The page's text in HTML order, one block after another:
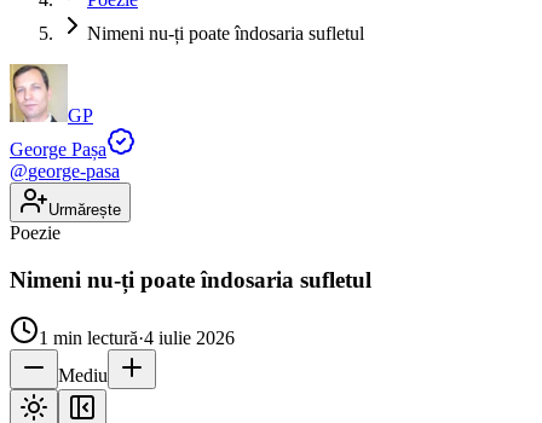
Nimeni nu-ți poate îndosaria sufletul
GP
George Pașa
@george-pasa
Urmărește
Poezie
Nimeni nu-ți poate îndosaria sufletul
1 min lectură·4 iulie 2026
Mediu